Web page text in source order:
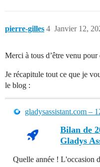
pierre-gilles Janvier 12,
4
Merci à tous d’être venu pour
Je récapitule tout ce que je
le blog :
gladysassistant.com –
Bilan de
Gladys
Quelle année ! L'occasion